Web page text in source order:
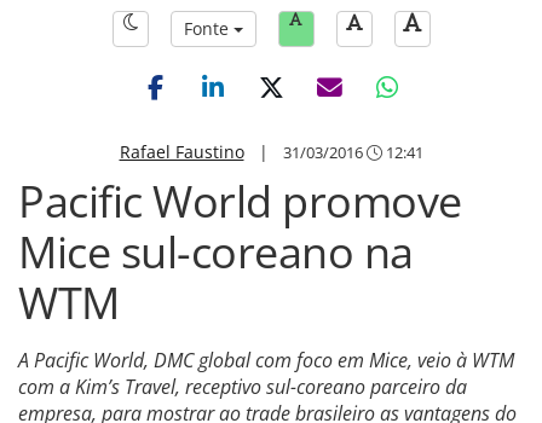
Fonte
Rafael Faustino| 31/03/2016 12:41
Pacific World promove
Mice sul-coreano na
WTM
A Pacific World, DMC global com foco em Mice, veio à WTM
com a Kim’s Travel, receptivo sul-coreano parceiro da
empresa, para mostrar ao trade brasileiro as vantagens do